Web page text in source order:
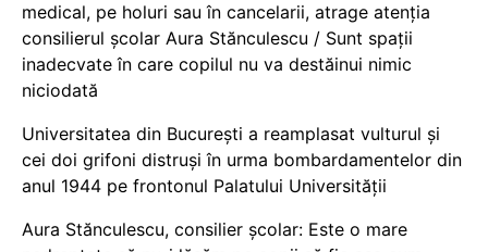
medical, pe holuri sau în cancelarii, atrage atenția
consilierul școlar Aura Stănculescu / Sunt spații
inadecvate în care copilul nu va destăinui nimic
niciodată
Universitatea din București a reamplasat vulturul și
cei doi grifoni distruși în urma bombardamentelor din
anul 1944 pe frontonul Palatului Universității
Aura Stănculescu, consilier școlar: Este o mare